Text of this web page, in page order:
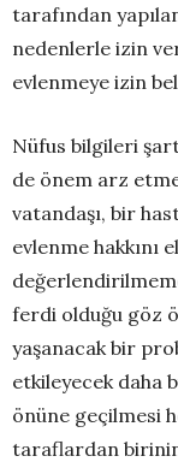
tarafından
nedenlerle izin
evlenmeye izin
Nüfus bilgileri
de önem arz
vatandaşı, bir
evlenme hakkını
ferdi olduğu göz
yaşanacak bir
etkileyecek daha
önüne geçilmesi
taraflardan